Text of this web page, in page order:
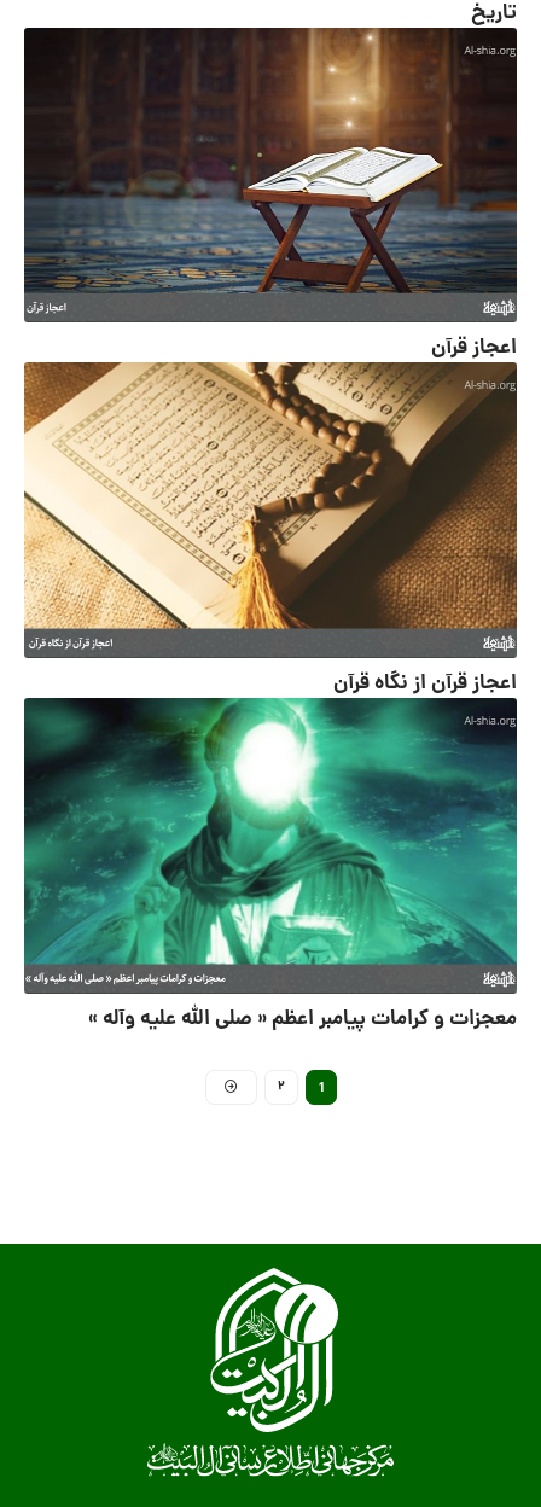
تاریخ
اعجاز قرآن
اعجاز قرآن از نگاه قرآن
معجزات و کرامات پیامبر اعظم « صلى الله علیه وآله »
1
2